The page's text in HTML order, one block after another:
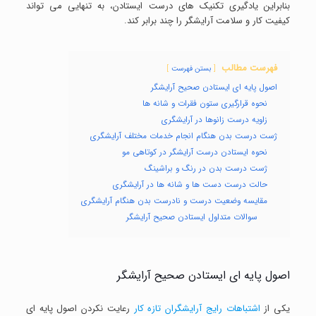
بنابراین یادگیری تکنیک های درست ایستادن، به تنهایی می تواند
کیفیت کار و سلامت آرایشگر را چند برابر کند.
فهرست مطالب بستن فهرست
اصول پایه ای ایستادن صحیح آرایشگر
نحوه قرارگیری ستون فقرات و شانه ها
زاویه درست زانوها در آرایشگری
ژست درست بدن هنگام انجام خدمات مختلف آرایشگری
نحوه ایستادن درست آرایشگر در کوتاهی مو
ژست درست بدن در رنگ و براشینگ
حالت درست دست ها و شانه ها در آرایشگری
مقایسه وضعیت درست و نادرست بدن هنگام آرایشگری
سوالات متداول ایستادن صحیح آرایشگر
اصول پایه ای ایستادن صحیح آرایشگر
یکی ازاشتباهات رایج آرایشگران تازه کار رعایت نکردن اصول پایه ای